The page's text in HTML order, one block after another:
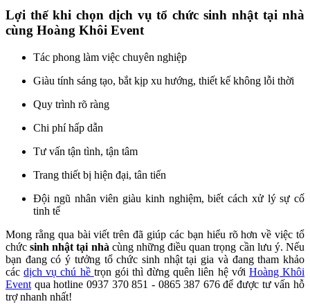
Lợi thế khi chọn dịch vụ tổ chức sinh nhật tại nhà
cùng Hoàng Khôi Event
Tác phong làm việc chuyên nghiệp
Giàu tính sáng tạo, bắt kịp xu hướng, thiết kế không lỗi thời
Quy trình rõ ràng
Chi phí hấp dẫn
Tư vấn tận tình, tận tâm
Trang thiết bị hiện đại, tân tiến
Đội ngũ nhân viên giàu kinh nghiệm, biết cách xử lý sự cố
tinh tế
Mong rằng qua bài viết trên đã giúp các bạn hiểu rõ hơn về việc tổ
chứcsinh nhật tại nhà cùng những điều quan trọng cần lưu ý. Nếu
bạn đang có ý tưởng tổ chức sinh nhật tại gia và đang tham khảo
cácdịch vụ chú hề trọn gói thì đừng quên liên hệ với Hoàng Khôi
Event qua hotline 0937 370 851 - 0865 387 676 để được tư vấn hỗ
trợ nhanh nhất!